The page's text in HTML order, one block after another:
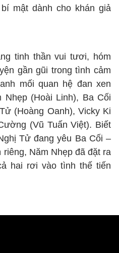
mật dành cho khán giả
tinh thần vui tươi, hóm
gần gũi trong tình cảm
mối quan hệ đan xen
(Hoài Linh), Ba Cối
(Hoàng Oanh), Vicky Ki
(Vũ Tuấn Việt). Biết
Tử đang yêu Ba Cối –
Năm Nhẹp đã đặt ra
hai rơi vào tình thế tiến